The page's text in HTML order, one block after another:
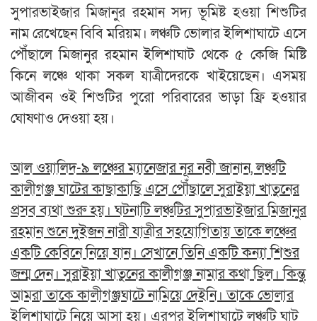
সুপারভাইজার মিজানুর রহমান সদ্য ভূমিষ্ট হওয়া শিশুটির
নাম রেখেছেন বিবি মরিয়ম। লঞ্চটি ভোলার ইলিশাঘাটে এসে
পৌঁছালে মিজানুর রহমান ইলিশাঘাট থেকে ৫ কেজি মিষ্টি
কিনে লঞ্চে থাকা সকল যাত্রীদেরকে খাইয়েছেন। এসময়
আজীবন ওই শিশুটির পুরো পরিবারের ভাড়া ফ্রি হওয়ার
ঘোষণাও দেওয়া হয়।
আল ওয়ালিদ-৯ লঞ্চের ম্যানেজার নূর নবী জানান, লঞ্চটি
কালীগঞ্জ ঘাটের কাছাকাছি এসে পৌঁছালে সুরাইয়া খাতুনের
প্রসব ব্যথা শুরু হয়। ঘটনাটি লঞ্চটির সুপারভাইজার মিজানুর
রহমান শুনে দুইজন নারী যাত্রীর সহযোগিতায় তাকে লঞ্চের
একটি কেবিনে নিয়ে যান। সেখানে তিনি একটি কন্যা শিশুর
জন্ম দেন। সুরাইয়া খাতুনের কালীগঞ্জ নামার কথা ছিল। কিন্তু
আমরা তাকে কালীগঞ্জঘাটে নামিয়ে দেইনি। তাকে ভোলার
ইলিশাঘাটে নিয়ে আসা হয়। এরপর ইলিশাঘাটে লঞ্চটি ঘাট